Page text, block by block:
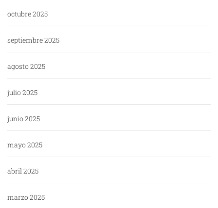
octubre 2025
septiembre 2025
agosto 2025
julio 2025
junio 2025
mayo 2025
abril 2025
marzo 2025